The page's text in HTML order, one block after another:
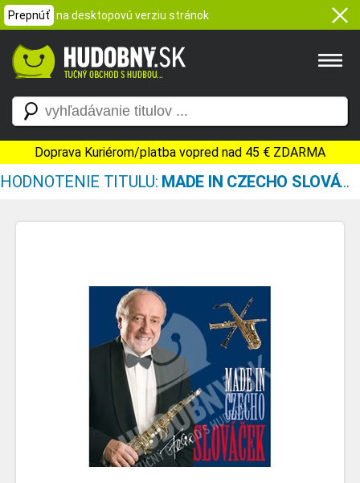
Prepnúť na desktopovú verziu stránok
Doprava Kuriérom/platba vopred nad 45 € ZDARMA
HODNOTENIE TITULU: MADE IN CZECHO SLOVÁČEK